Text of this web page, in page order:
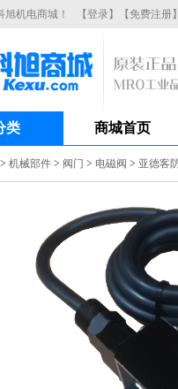
旭机电商城！ 【登录】 【免费注册】
类 商城首页
> 机械部件 > 阀门 > 电磁阀 > 亚德客